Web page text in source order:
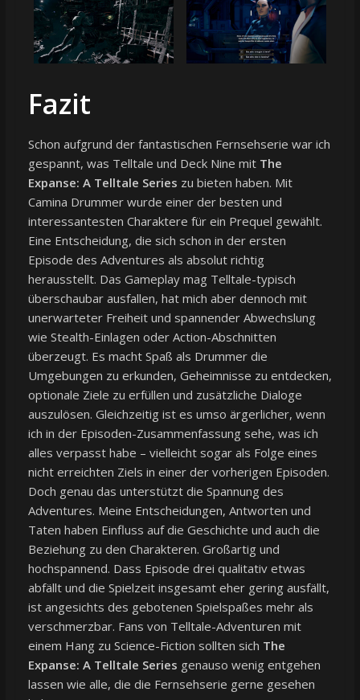
Fazit
Schon aufgrund der fantastischen Fernsehserie war ich
gespannt, was Telltale und Deck Nine mit The
Expanse: A Telltale Series zu bieten haben. Mit
Camina Drummer wurde einer der besten und
interessantesten Charaktere für ein Prequel gewählt.
Eine Entscheidung, die sich schon in der ersten
Episode des Adventures als absolut richtig
herausstellt. Das Gameplay mag Telltale-typisch
überschaubar ausfallen, hat mich aber dennoch mit
unerwarteter Freiheit und spannender Abwechslung
wie Stealth-Einlagen oder Action-Abschnitten
überzeugt. Es macht Spaß als Drummer die
Umgebungen zu erkunden, Geheimnisse zu entdecken,
optionale Ziele zu erfüllen und zusätzliche Dialoge
auszulösen. Gleichzeitig ist es umso ärgerlicher, wenn
ich in der Episoden-Zusammenfassung sehe, was ich
alles verpasst habe – vielleicht sogar als Folge eines
nicht erreichten Ziels in einer der vorherigen Episoden.
Doch genau das unterstützt die Spannung des
Adventures. Meine Entscheidungen, Antworten und
Taten haben Einfluss auf die Geschichte und auch die
Beziehung zu den Charakteren. Großartig und
hochspannend. Dass Episode drei qualitativ etwas
abfällt und die Spielzeit insgesamt eher gering ausfällt,
ist angesichts des gebotenen Spielspaßes mehr als
verschmerzbar. Fans von Telltale-Adventuren mit
einem Hang zu Science-Fiction sollten sich The
Expanse: A Telltale Series genauso wenig entgehen
lassen wie alle, die die Fernsehserie gerne gesehen